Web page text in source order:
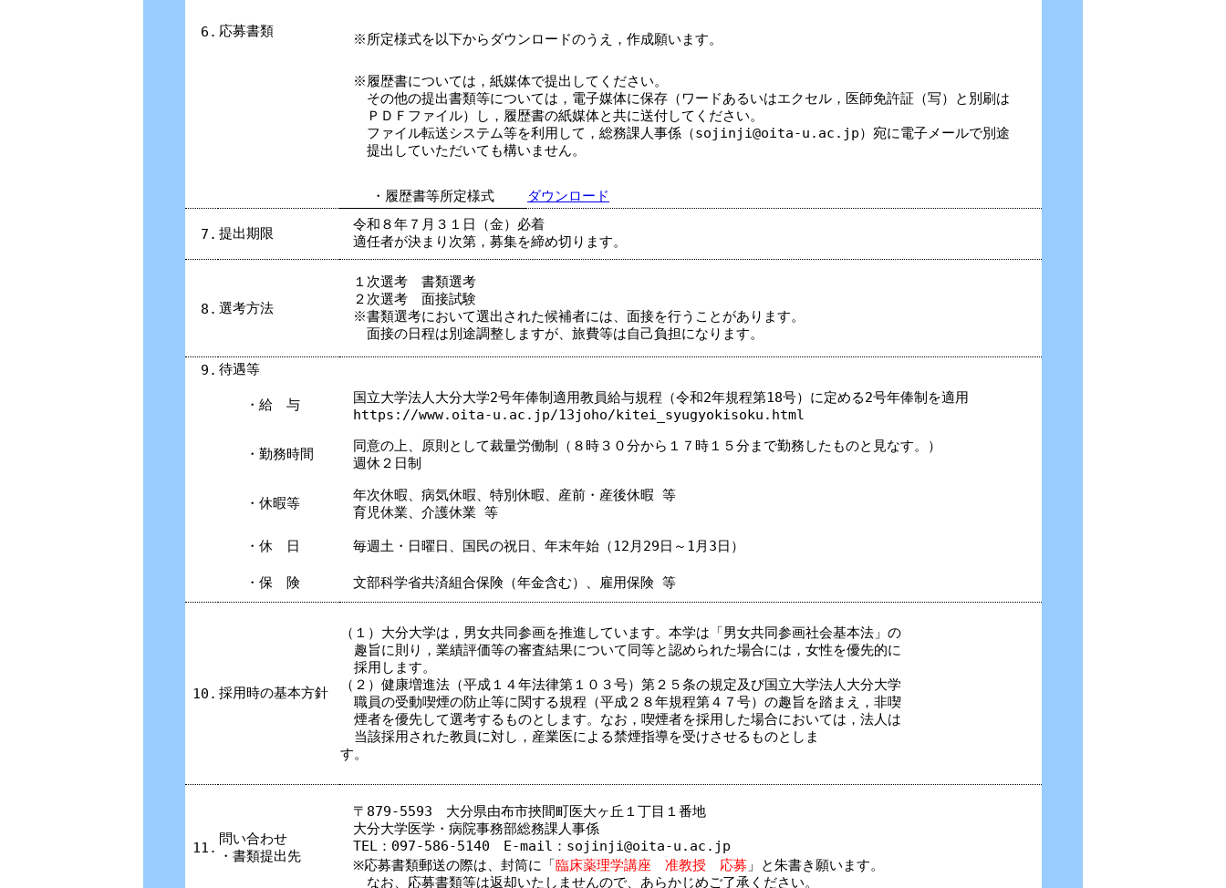
6. 応募書類
※所定様式を以下からダウンロードのうえ，作成願います。
※履歴書については，紙媒体で提出してください。
その他の提出書類等については，電子媒体に保存（ワードあるいはエクセル，医師免許証（写）と別刷は
ＰＤＦファイル）し，履歴書の紙媒体と共に送付してください。
ファイル転送システム等を利用して，総務課人事係（sojinji@oita-u.ac.jp）宛に電子メールで別途
提出していただいても構いません。
・履歴書等所定様式 ダウンロード
7. 提出期限
令和８年７月３１日（金）必着
適任者が決まり次第，募集を締め切ります。
8. 選考方法
１次選考 書類選考
２次選考 面接試験
※書類選考において選出された候補者には、面接を行うことがあります。
面接の日程は別途調整しますが、旅費等は自己負担になります。
9. 待遇等
・給 与
国立大学法人大分大学2号年俸制適用教員給与規程（令和2年規程第18号）に定める2号年俸制を適用
https://www.oita-u.ac.jp/13joho/kitei_syugyokisoku.html
・勤務時間
同意の上、原則として裁量労働制（８時３０分から１７時１５分まで勤務したものと見なす。）
週休２日制
・休暇等
年次休暇、病気休暇、特別休暇、産前・産後休暇 等
育児休業、介護休業 等
・休 日 毎週土・日曜日、国民の祝日、年末年始（12月29日～1月3日）
・保 険 文部科学省共済組合保険（年金含む）、雇用保険 等
10. 採用時の基本方針
（１）大分大学は，男女共同参画を推進しています。本学は「男女共同参画社会基本法」の
趣旨に則り，業績評価等の審査結果について同等と認められた場合には，女性を優先的に
採用します。
（２）健康増進法（平成１４年法律第１０３号）第２５条の規定及び国立大学法人大分大学
職員の受動喫煙の防止等に関する規程（平成２８年規程第４７号）の趣旨を踏まえ，非喫
煙者を優先して選考するものとします。なお，喫煙者を採用した場合においては，法人は
当該採用された教員に対し，産業医による禁煙指導を受けさせるものとしま
す。
11.
問い合わせ
・書類提出先
〒879-5593 大分県由布市挾間町医大ヶ丘１丁目１番地
大分大学医学・病院事務部総務課人事係
TEL：097-586-5140 E-mail：sojinji@oita-u.ac.jp
※応募書類郵送の際は、封筒に「臨床薬理学講座 准教授 応募 」と朱書き願います。
なお、応募書類等は返却いたしませんので、あらかじめご了承ください。